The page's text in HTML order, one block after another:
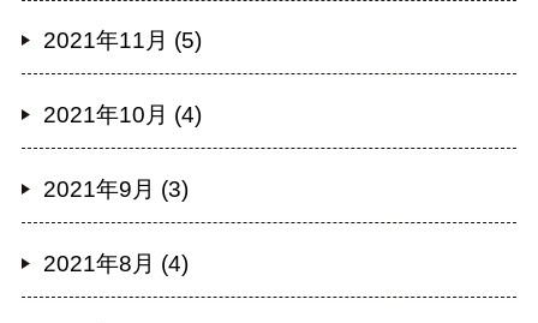
2021年11月 (5)
2021年10月 (4)
2021年9月 (3)
2021年8月 (4)